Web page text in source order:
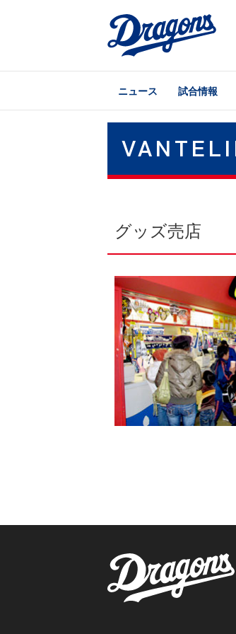
ニュース 試合情報
グッズ売店